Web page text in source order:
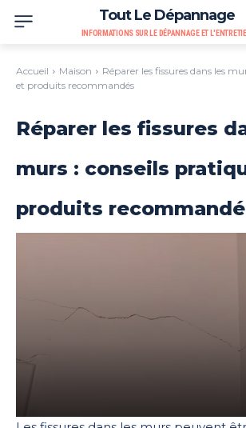
Tout Le Dépannage
INFORMATIONS SUR LE DÉPANNAGE ET
Accueil Maison
Réparer les fissures dans les
et produits recommandés
Réparer les fissures
murs : conseils
produits